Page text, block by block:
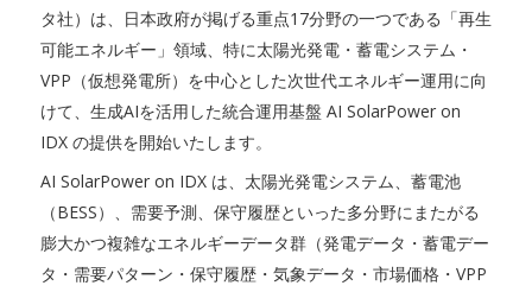
タ社）は、日本政府が掲げる重点17分野の一つである「再生
可能エネルギー」領域、特に太陽光発電・蓄電システム・
VPP（仮想発電所）を中心とした次世代エネルギー運用に向
けて、生成AIを活用した統合運用基盤 AI SolarPower on
IDX の提供を開始いたします。
AI SolarPower on IDX は、太陽光発電システム、蓄電池
（BESS）、需要予測、保守履歴といった多分野にまたがる
膨大かつ複雑なエネルギーデータ群（発電データ・蓄電デー
タ・需要パターン・保守履歴・気象データ・市場価格・VPP